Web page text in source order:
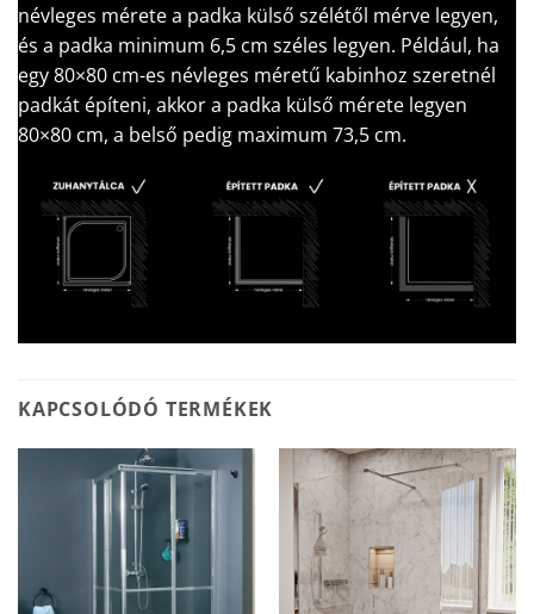
névleges mérete a padka külső szélétől mérve legyen,
és a padka minimum 6,5 cm széles legyen. Például, ha
egy 80×80 cm-es névleges méretű kabinhoz szeretnél
padkát építeni, akkor a padka külső mérete legyen
80×80 cm, a belső pedig maximum 73,5 cm.
KAPCSOLÓDÓ TERMÉKEK